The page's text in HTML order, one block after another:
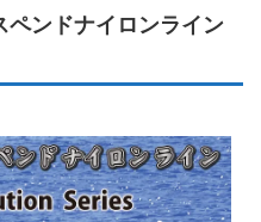
ンドナイロンライン